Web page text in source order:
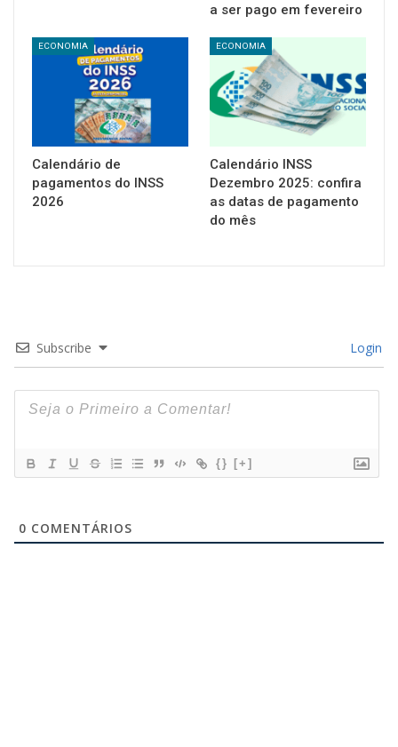
a ser pago em fevereiro
ECONOMIA
Calendário de
pagamentos do INSS
2026
ECONOMIA
Calendário INSS
Dezembro 2025: confira
as datas de pagamento
do mês
Subscribe Login
{} [+]
0 COMENTÁRIOS